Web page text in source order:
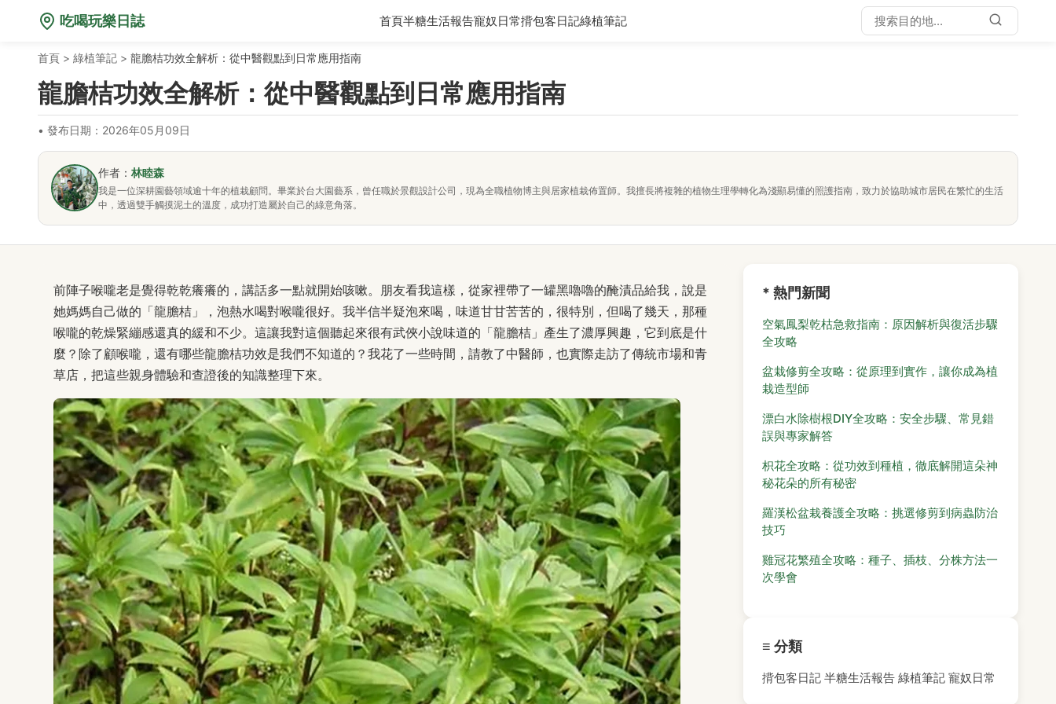
吃喝玩樂日誌 首頁半糖生活報告寵奴日常揹包客日記綠植筆記
首頁 > 綠植筆記 > 龍膽桔功效全解析：從中醫觀點到日常應用指南
龍膽桔功效全解析：從中醫觀點到日常應用指南
• 發布日期：2026年05月09日
作者： 林睦森
我是一位深耕園藝領域逾十年的植栽顧問。畢業於台大園藝系，曾任職於景觀設計公司，現為全職植物博主與居家植栽佈置師。我擅長將複雜的植物生理學轉化為淺顯易懂的照護指南，致力於協助城市居民在繁忙的生活
中，透過雙手觸摸泥土的溫度，成功打造屬於自己的綠意角落。
前陣子喉嚨老是覺得乾乾癢癢的，講話多一點就開始咳嗽。朋友看我這樣，從家裡帶了一罐黑嚕嚕的醃漬品給我，說是
她媽媽自己做的「龍膽桔」，泡熱水喝對喉嚨很好。我半信半疑泡來喝，味道甘甘苦苦的，很特別，但喝了幾天，那種
喉嚨的乾燥緊繃感還真的緩和不少。這讓我對這個聽起來很有武俠小說味道的「龍膽桔」產生了濃厚興趣，它到底是什
麼？除了顧喉嚨，還有哪些龍膽桔功效是我們不知道的？我花了一些時間，請教了中醫師，也實際走訪了傳統市場和青
草店，把這些親身體驗和查證後的知識整理下來。
* 熱門新聞
空氣鳳梨乾枯急救指南：原因解析與復活步驟
全攻略
盆栽修剪全攻略：從原理到實作，讓你成為植
栽造型師
漂白水除樹根DIY全攻略：安全步驟、常見錯
誤與專家解答
枳花全攻略：從功效到種植，徹底解開這朵神
秘花朵的所有秘密
羅漢松盆栽養護全攻略：挑選修剪到病蟲防治
技巧
雞冠花繁殖全攻略：種子、插枝、分株方法一
次學會
≡ 分類
揹包客日記 半糖生活報告 綠植筆記 寵奴日常